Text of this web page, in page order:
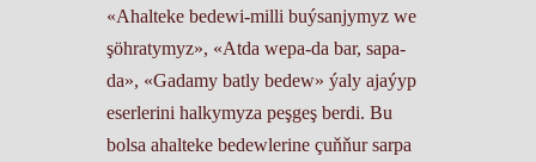
«Ahalteke bedewi-milli buýsanjymyz we
şöhratymyz», «Atda wepa-da bar, sapa-
da», «Gadamy batly bedew» ýaly ajaýyp
eserlerini halkymyza peşgeş berdi. Bu
bolsa ahalteke bedewlerine çuňňur sarpa